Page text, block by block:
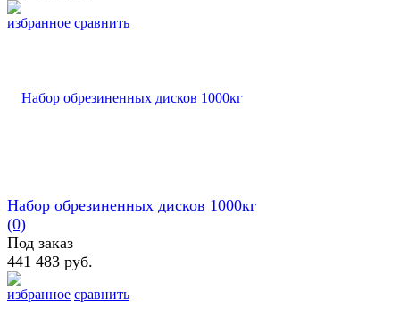
избранное сравнить
избранное сравнить
Набор обрезиненных дисков 1000кг
(0)
Под заказ
441 483 руб.